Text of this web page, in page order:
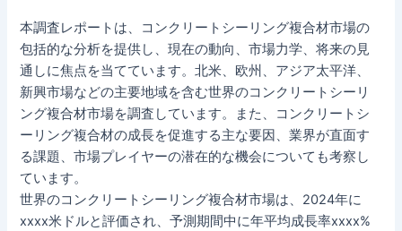
本調査レポートは、コンクリートシーリング複合材市場の
包括的な分析を提供し、現在の動向、市場力学、将来の見
通しに焦点を当てています。北米、欧州、アジア太平洋、
新興市場などの主要地域を含む世界のコンクリートシーリ
ング複合材市場を調査しています。また、コンクリートシ
ーリング複合材の成長を促進する主な要因、業界が直面す
る課題、市場プレイヤーの潜在的な機会についても考察し
ています。
世界のコンクリートシーリング複合材市場は、2024年に
xxxx米ドルと評価され、予測期間中に年平均成長率xxxx%